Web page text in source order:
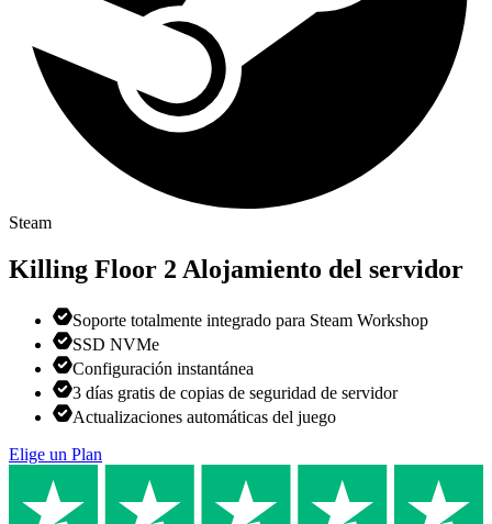
Steam
Killing Floor 2 Alojamiento del servidor
Soporte totalmente integrado para Steam Workshop
SSD NVMe
Configuración instantánea
3 días gratis de copias de seguridad de servidor
Actualizaciones automáticas del juego
Elige un Plan